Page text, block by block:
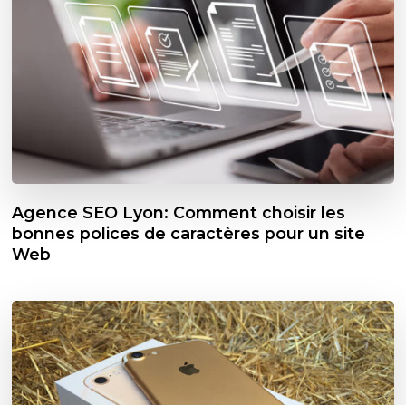
Agence SEO Lyon: Comment choisir les
bonnes polices de caractères pour un site
Web